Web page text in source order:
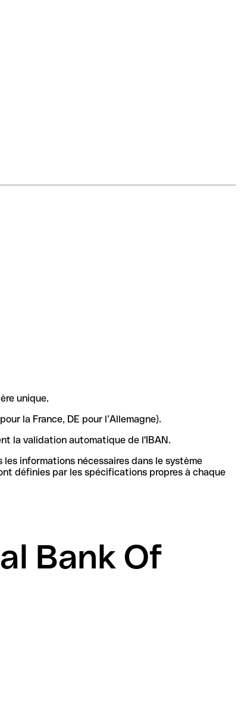
unique.
la France, DE pour l’Allemagne).
la validation automatique de l'IBAN.
informations nécessaires dans le système
à chaque
Bank Of